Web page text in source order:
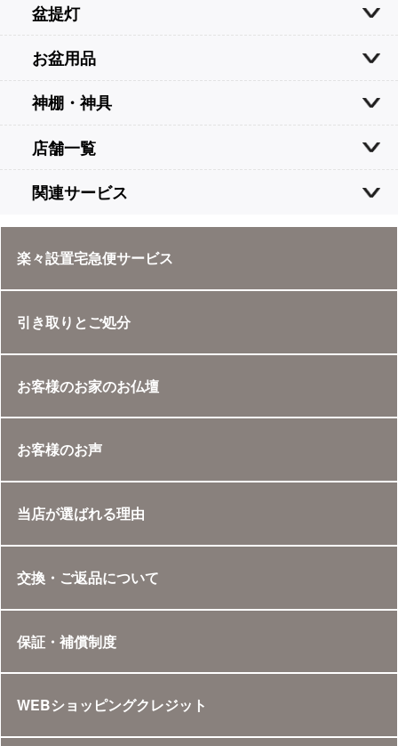
盆提灯
お盆用品
神棚・神具
店舗一覧
関連サービス
楽々設置宅急便サービス
引き取りとご処分
お客様のお家のお仏壇
お客様のお声
当店が選ばれる理由
交換・ご返品について
保証・補償制度
WEBショッピングクレジット